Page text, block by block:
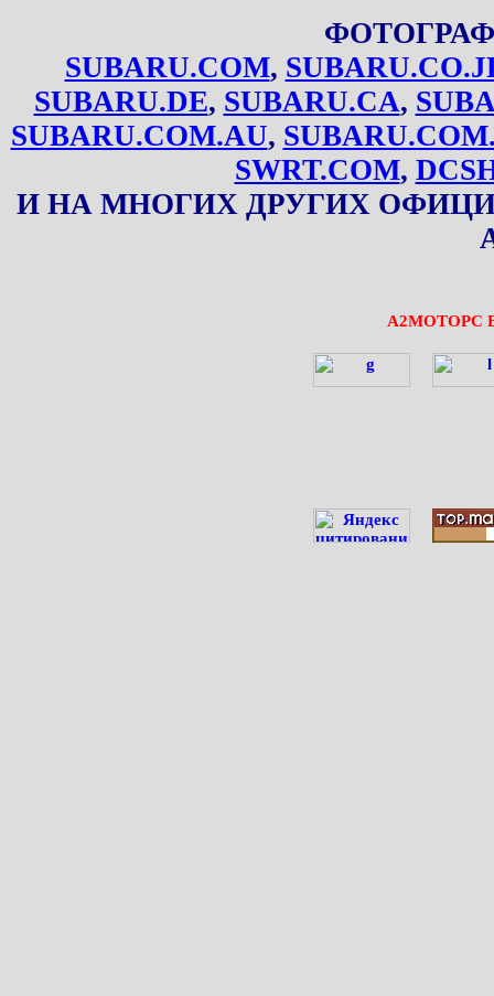
SUBARU.COM,
SUBARU.DE, SUBARU.CA,
SUBARU.COM.AU,
SWRT.COM,
И НА МНОГИХ ДРУГИХ
А2МОТОРС